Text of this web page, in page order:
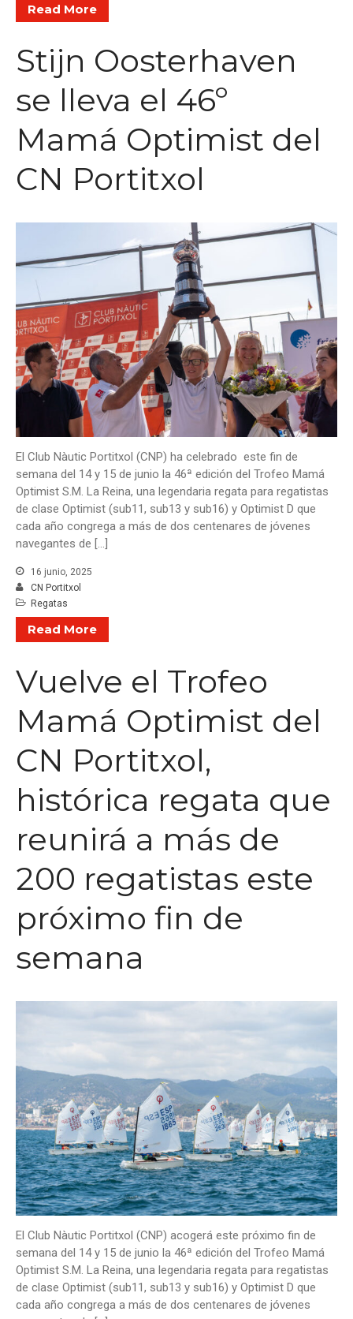
Read More
Stijn Oosterhaven
se lleva el 46º
Mamá Optimist del
CN Portitxol
El Club Nàutic Portitxol (CNP) ha celebrado este fin de
semana del 14 y 15 de junio la 46ª edición del Trofeo Mamá
Optimist S.M. La Reina, una legendaria regata para regatistas
de clase Optimist (sub11, sub13 y sub16) y Optimist D que
cada año congrega a más de dos centenares de jóvenes
navegantes de […]
16 junio, 2025
CN Portitxol
Regatas
Read More
Vuelve el Trofeo
Mamá Optimist del
CN Portitxol,
histórica regata que
reunirá a más de
200 regatistas este
próximo fin de
semana
El Club Nàutic Portitxol (CNP) acogerá este próximo fin de
semana del 14 y 15 de junio la 46ª edición del Trofeo Mamá
Optimist S.M. La Reina, una legendaria regata para regatistas
de clase Optimist (sub11, sub13 y sub16) y Optimist D que
cada año congrega a más de dos centenares de jóvenes